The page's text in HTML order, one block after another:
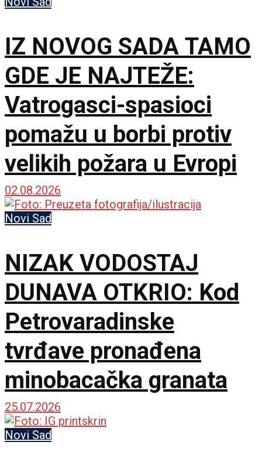
IZ NOVOG SADA TAMO
GDE JE NAJTEŽE:
Vatrogasci-spasioci
pomažu u borbi protiv
velikih požara u Evropi
02.08.2026
Novi Sad
NIZAK VODOSTAJ
DUNAVA OTKRIO: Kod
Petrovaradinske
tvrđave pronađena
minobacačka granata
25.07.2026
Novi Sad